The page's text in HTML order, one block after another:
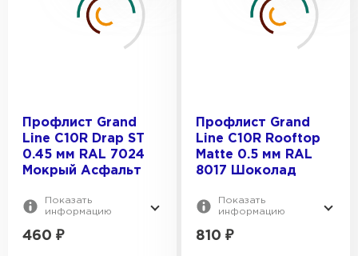
Профлист Grand
Line С10R Drap ST
0.45 мм RAL 7024
Мокрый Асфальт
Показать
информацию
460 ₽
Профлист Grand
Line С10R Rooftop
Matte 0.5 мм RAL
8017 Шоколад
Показать
информацию
810 ₽
Керамическая черепица